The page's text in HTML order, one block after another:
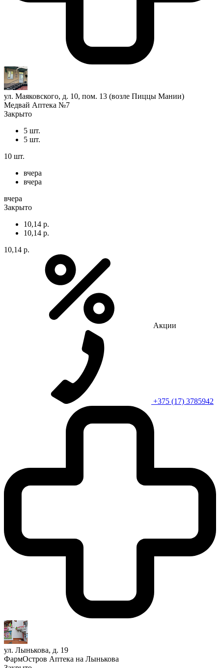
ул. Маяковского, д. 10, пом. 13 (возле Пиццы Мании)
Медвай Аптека №7
Закрыто
5 шт.
5 шт.
10 шт.
вчера
вчера
вчера
Закрыто
10,14 р.
10,14 р.
10,14 р.
Акции
+375 (17) 3785942
ул. Лынькова, д. 19
ФармОстров Аптека на Лынькова